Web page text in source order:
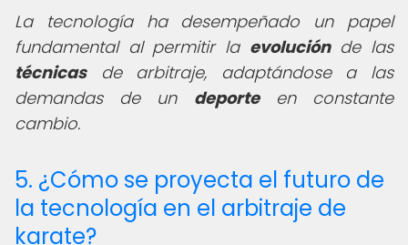
La tecnología ha desempeñado un papel
fundamental al permitir la evoluciónde las
técnicasde arbitraje, adaptándose a las
demandas de un deporteen constante
cambio.
5. ¿Cómo se proyecta el futuro de
la tecnología en el arbitraje de
karate?